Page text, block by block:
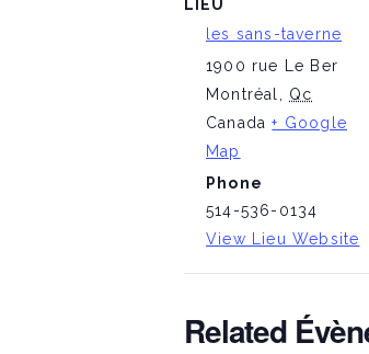
LIEU
les sans-taverne
1900 rue Le Ber
Montréal
Qc
Canada + Google
Map
Phone
514-536-0134
View Lieu Website
Related